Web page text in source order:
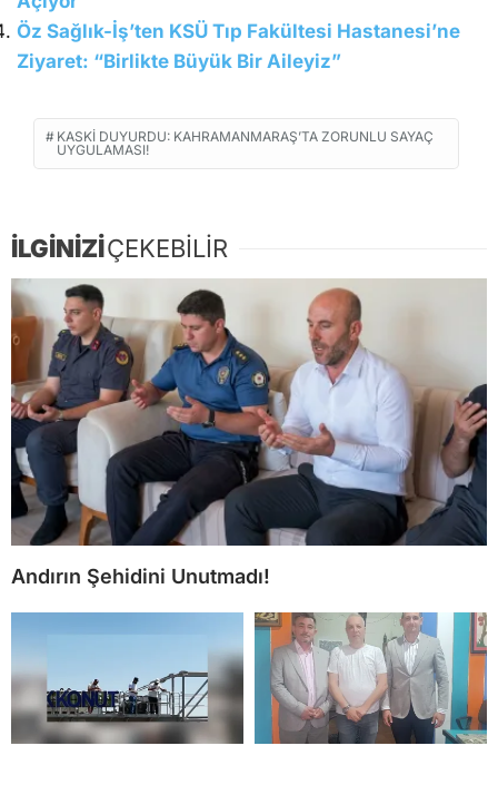
Öz Sağlık-İş’ten KSÜ Tıp Fakültesi Hastanesi’ne
Ziyaret: “Birlikte Büyük Bir Aileyiz”
KASKİ DUYURDU: KAHRAMANMARAŞ’TA ZORUNLU SAYAÇ
UYGULAMASI!
İLGİNİZİÇEKEBİLİR
Andırın Şehidini Unutmadı!